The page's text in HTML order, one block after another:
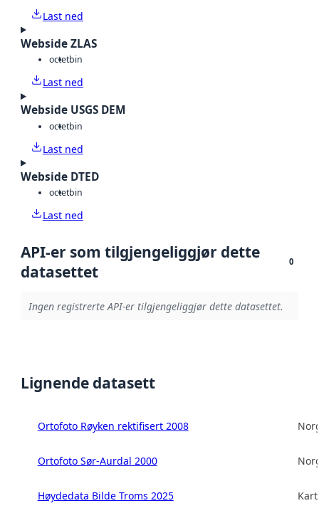
Last ned
Webside ZLAS
octetbin
Last ned
Webside USGS DEM
octetbin
Last ned
Webside DTED
octetbin
Last ned
API-er som tilgjengeliggjør dette
datasettet
0
Ingen registrerte API-er tilgjengeliggjør dette datasettet.
Lignende datasett
Ortofoto Røyken rektifisert 2008
Ortofoto Sør-Aurdal 2000
Høydedata Bilde Troms 2025